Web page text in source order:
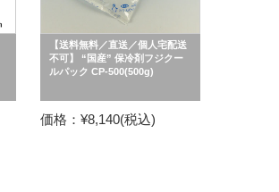
【送料無料／直送／個人宅配送
不可】 “国産” 保冷剤フジクー
ルパック CP-500(500g)
価格：¥8,140(税込)